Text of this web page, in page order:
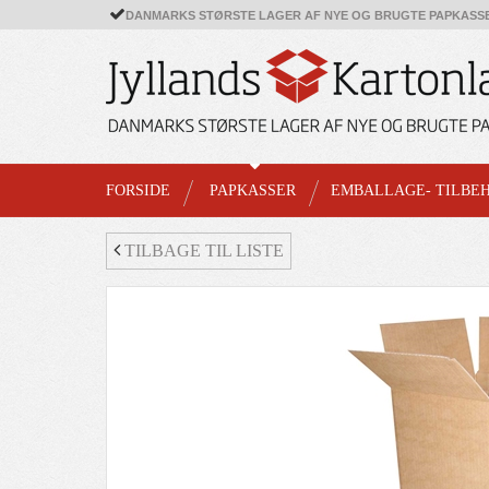
DANMARKS STØRSTE LAGER AF NYE OG BRUGTE
FORSIDE PAPKASSER EMBALLAGE-
TILBAGE TIL LISTE